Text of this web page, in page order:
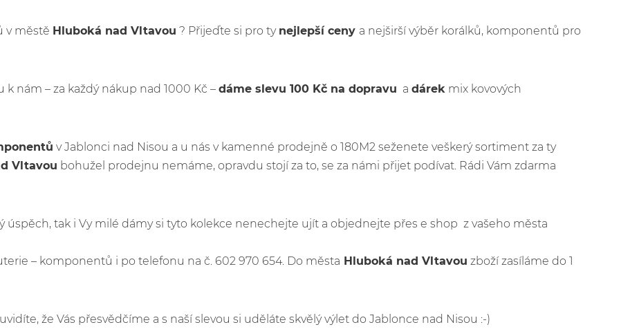
v městě Hluboká nad Vltavou ? Přijeďte si pro ty nejlepší ceny a nejširší výběr korálků, komponentů pro
nám – za každý nákup nad 1000 Kč – dáme slevu 100 Kč na dopravu a dárek mix kovových
v Jablonci nad Nisou a u nás v kamenné prodejně o 180M2 seženete veškerý sortiment za ty
Vltavou bohužel prodejnu nemáme, opravdu stojí za to, se za námi přijet podívat. Rádi Vám zdarma
úspěch, tak i Vy milé dámy si tyto kolekce nenechejte ujít a objednejte přes e shop z vašeho města
– komponentů i po telefonu na č. 602 970 654. Do města Hluboká nad Vltavou zboží zasíláme do 1
že Vás přesvědčíme a s naší slevou si uděláte skvělý výlet do Jablonce nad Nisou :-)